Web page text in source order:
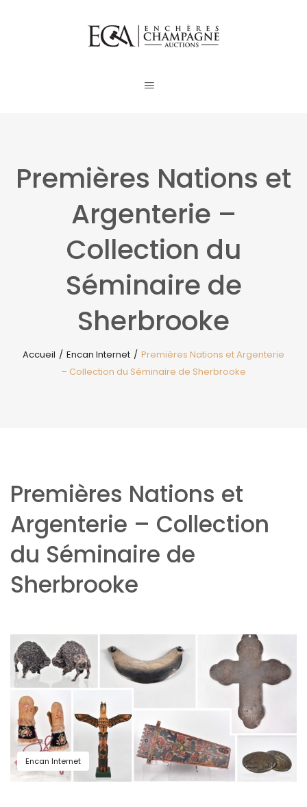
Premières Nations et
Argenterie –
Collection du
Séminaire de
Sherbrooke
Accueil / Encan Internet / Premières Nations et Argenterie
– Collection du Séminaire de Sherbrooke
Premières Nations et
Argenterie – Collection
du Séminaire de
Sherbrooke
Encan Internet